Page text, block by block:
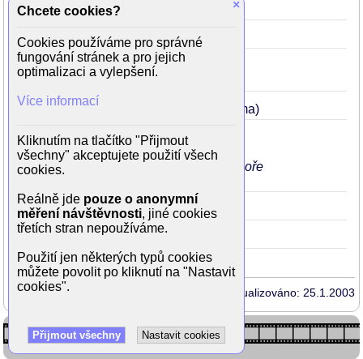
Podvodnice2003
D-Tox2002 33 (Mary)
Netopýři1999
30
(doktorka Sheila Casper)
Taková malá vražda (Emma)
Hvězdná pěchota1997 Lots
(Dizzy Flores)
v milostné scéně je dvakrát hezky nahoře
Dračí srdce1996 27 (Kara)
Johnny Mnemonic
Aktualizováno: 25.1.2003
×
Chcete cookies?
Cookies používáme pro správné
fungování stránek a pro jejich
optimalizaci a vylepšení.
Více informací
Kliknutím na tlačítko "Přijmout
všechny" akceptujete použití všech
cookies.
Reálně jde pouze o anonymní
měření návštěvnosti, jiné cookies
třetích stran nepoužíváme.
Použití jen některých typů cookies
můžete povolit po kliknutí na "Nastavit
cookies".
Přijmout všechny Nastavit cookies